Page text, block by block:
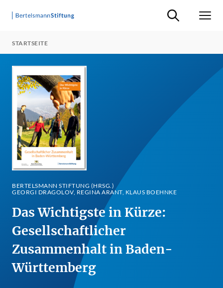
Suche ein-/
STARTSEITE
BERTELSMANN STIFTUNG (HRSG.)
GEORGI DRAGOLOV, REGINA ARANT, KLAUS BOEHNKE
Das Wichtigste in Kürze:
Gesellschaftlicher
Zusammenhalt in Baden-
Württemberg